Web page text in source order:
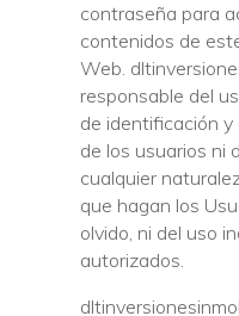
contraseña para
contenidos de
Web.
responsable del
de identificación
de los usuarios ni
cualquier
que hagan los
olvido, ni del uso
autorizados.